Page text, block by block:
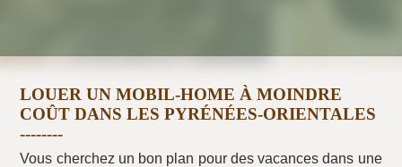
LOUER UN MOBIL-HOME À MOINDRE
COÛT DANS LES PYRÉNÉES-ORIENTALES
Vous cherchez un bon plan pour des vacances dans une